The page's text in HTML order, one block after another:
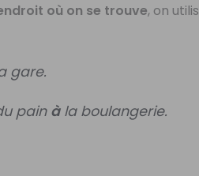
où on se trouve, on
gare.
pain àla boulangerie.